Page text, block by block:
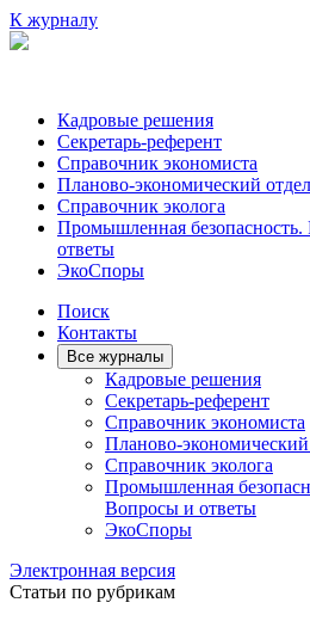
К журналу
Кадровые решения
Секретарь-референт
Справочник экономиста
Планово-экономический отдел
Справочник эколога
Промышленная безопасность.
ответы
ЭкоСпоры
Поиск
Контакты
Все журналы
Кадровые решения
Секретарь-референт
Справочник экономиста
Планово-экономический
Справочник эколога
Промышленная
Вопросы и ответы
ЭкоСпоры
Электронная версия
Статьи по рубрикам